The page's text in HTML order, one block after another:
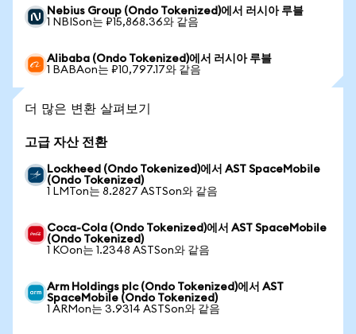
Nebius Group (Ondo Tokenized)에서 러시아 루블
1 NBISon는 ₽15,868.36와 같음
Alibaba (Ondo Tokenized)에서 러시아 루블
1 BABAon는 ₽10,797.17와 같음
더 많은 변환 살펴보기
고급 자산 전환
Lockheed (Ondo Tokenized)에서 AST SpaceMobile
(Ondo Tokenized)
1 LMTon는 8.2827 ASTSon와 같음
Coca-Cola (Ondo Tokenized)에서 AST SpaceMobile
(Ondo Tokenized)
1 KOon는 1.2348 ASTSon와 같음
Arm Holdings plc (Ondo Tokenized)에서 AST
SpaceMobile (Ondo Tokenized)
1 ARMon는 3.9314 ASTSon와 같음